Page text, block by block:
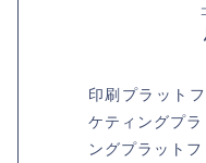
印刷プラット
ケティングプ
ングプラット